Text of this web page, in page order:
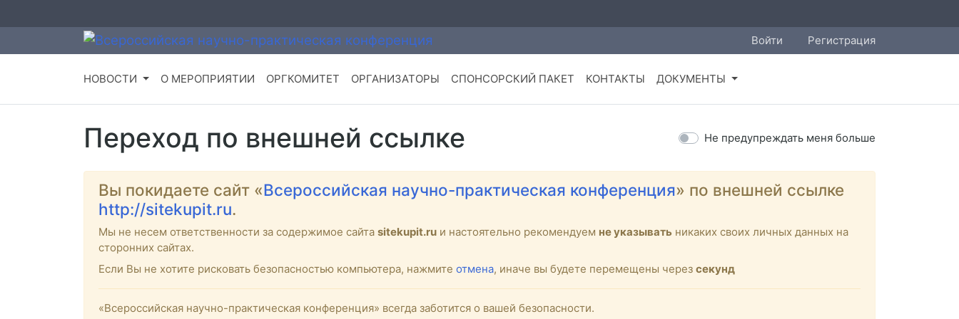
Войти Регистрация
НОВОСТИ О МЕРОПРИЯТИИ ОРГКОМИТЕТ ОРГАНИЗАТОРЫ СПОНСОРСКИЙ ПАКЕТ КОНТАКТЫ ДОКУМЕНТЫ
Переход по внешней ссылке Не предупреждать меня больше
Вы покидаете сайт «Всероссийская научно-практическая конференция» по внешней ссылке
http://sitekupit.ru.
Мы не несем ответственности за содержимое сайта sitekupit.ru и настоятельно рекомендуем не указывать никаких своих личных данных на
сторонних сайтах.
Если Вы не хотите рисковать безопасностью компьютера, нажмите отмена, иначе вы будете перемещены через секунд
«Всероссийская научно-практическая конференция» всегда заботится о вашей безопасности.